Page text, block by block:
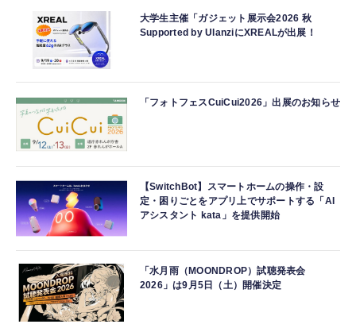
大学生主催「ガジェット展示会2026 秋
Supported by UlanziにXREALが出展！
「フォトフェスCuiCui2026」出展のお知らせ
【SwitchBot】スマートホームの操作・設
定・困りごとをアプリ上でサポートする「AI
アシスタント kata」を提供開始
「水月雨（MOONDROP）試聴発表会
2026」は9月5日（土）開催決定